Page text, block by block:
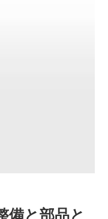
備と部品と